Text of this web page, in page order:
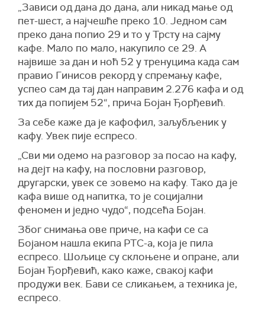
„Зависи од дана до дана, али никад мање од
пет-шест, а најчешће преко 10. Једном сам
преко дана попио 29 и то у Трсту на сајму
кафе. Мало по мало, накупило се 29. А
највише за дан и ноћ 52 у тренуцима када сам
правио Гинисов рекорд у спремању кафе,
успео сам да тај дан направим 2.276 кафа и од
тих да попијем 52“, прича Бојан Ђорђевић.
За себе каже да је кафофил, заљубљеник у
кафу. Увек пије еспресо.
„Сви ми одемо на разговор за посао на кафу,
на дејт на кафу, на пословни разговор,
другарски, увек се зовемо на кафу. Тако да је
кафа више од напитка, то је социјални
феномен и једно чудо“, подсећа Бојан.
Због снимања ове приче, на кафи се са
Бојаном нашла екипа РТС-а, која је пила
еспресо. Шољице су склоњене и опране, али
Бојан Ђорђевић, како каже, свакој кафи
продужи век. Бави се сликањем, а техника је,
еспресо.